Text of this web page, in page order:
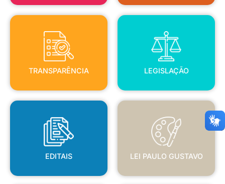
TRANSPARÊNCIA
TRANSPARÊNCIA
LEGISLAÇÃO
LEGISLAÇÃO
EDITAIS
EDITAIS
LEI PAULO GUSTAVO
LEI PAULO GUSTAVO